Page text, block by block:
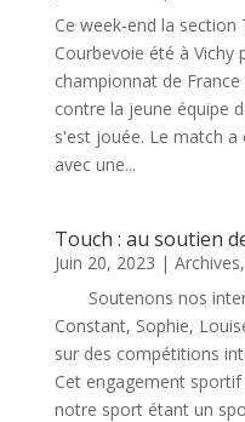
Ce week-end la section
Courbevoie été à Vichy
championnat de
contre la jeune équipe
s'est jouée. Le match
avec une...
Touch : au soutien
Juin 20, 2023 | Archives,
Soutenons nos
Constant, Sophie,
sur des compétitions
Cet engagement
notre sport étant un